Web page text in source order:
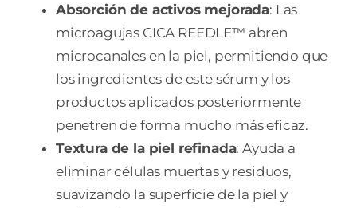
Absorción de activos mejorada: Las
microagujas CICA REEDLE™ abren
microcanales en la piel, permitiendo que
los ingredientes de este sérum y los
productos aplicados posteriormente
penetren de forma mucho más eficaz.
Textura de la piel refinada: Ayuda a
eliminar células muertas y residuos,
suavizando la superficie de la piel y